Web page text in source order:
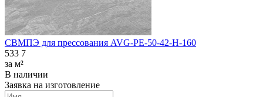
СВМПЭ для прессования AVG-PE-50-42-H-160
533 7
за м²
В наличии
Заявка на изготовление